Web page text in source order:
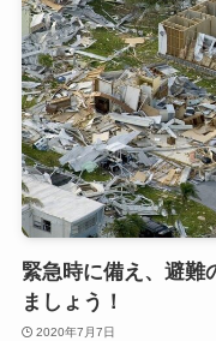
緊急時に備え、避難
ましょう！
2020年7月7日